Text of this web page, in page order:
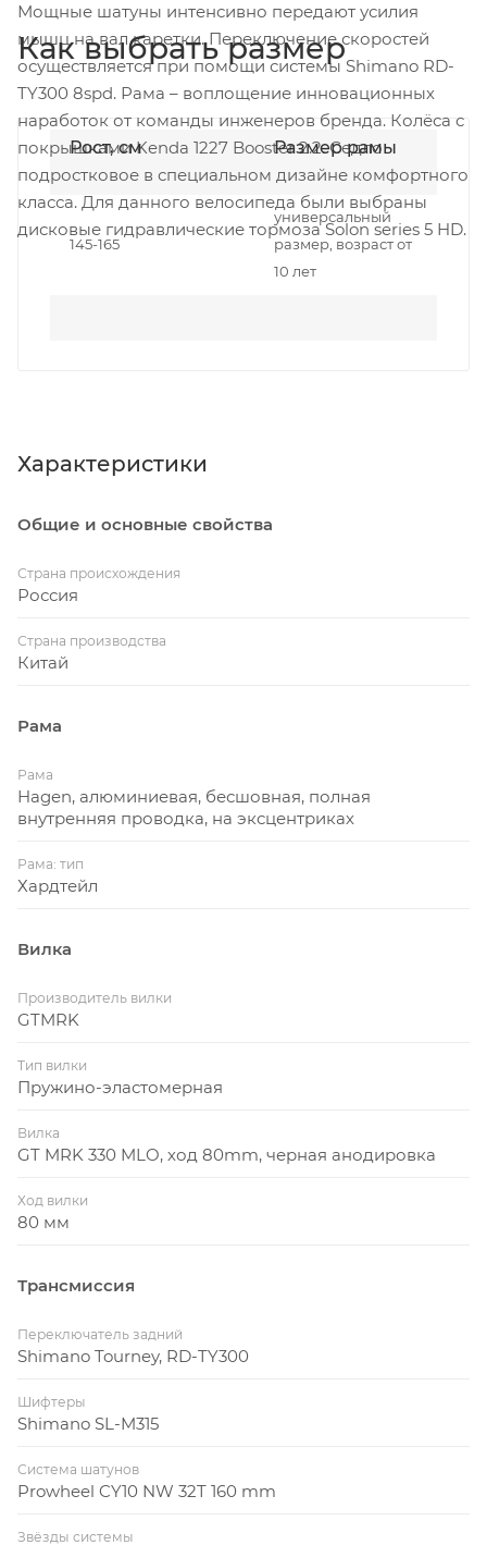
Мощные шатуны интенсивно передают усилия
мышц на вал каретки. Переключение скоростей
осуществляется при помощи системы Shimano RD-
TY300 8spd. Рама – воплощение инновационных
наработок от команды инженеров бренда. Колёса с
покрышками Kenda 1227 Booster 2.2. Седло
подростковое в специальном дизайне комфортного
класса. Для данного велосипеда были выбраны
дисковые гидравлические тормоза Solon series 5 HD.
Как выбрать размер
Рост, см Размер рамы
145-165
универсальный
размер, возраст от
10 лет
Характеристики
Общие и основные свойства
Страна происхождения
Россия
Страна производства
Китай
Рама
Рама
Hagen, алюминиевая, бесшовная, полная
внутренняя проводка, на эксцентриках
Рама: тип
Хардтейл
Вилка
Производитель вилки
GTMRK
Тип вилки
Пружино-эластомерная
Вилка
GT MRK 330 MLO, ход 80mm, черная анодировка
Ход вилки
80 мм
Трансмиссия
Переключатель задний
Shimano Tourney, RD-TY300
Шифтеры
Shimano SL-M315
Система шатунов
Prowheel CY10 NW 32T 160 mm
Звёзды системы